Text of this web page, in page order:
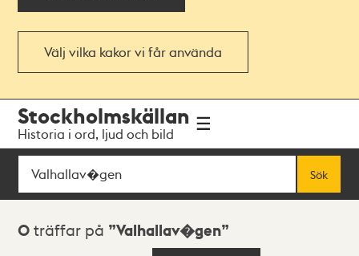
Välj vilka kakor vi får använda
navigationen
huvudinnehållet
Stockholmskällan
Historia i ord, ljud och bild
Sök
Sök
Sökresultat
0 träffar på Valhallav�gen